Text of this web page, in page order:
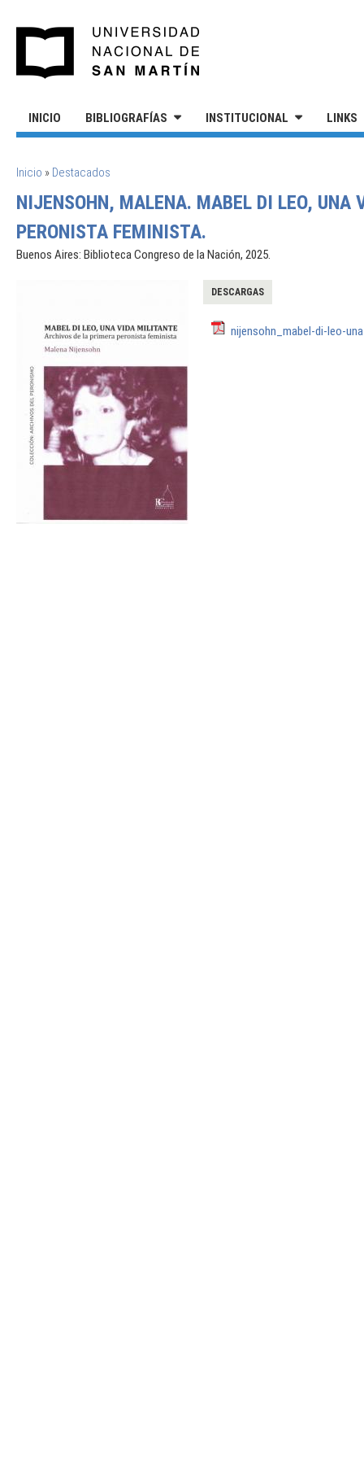
INICIO BIBLIOGRAFÍAS INSTITUCIONAL LINKS
SE ENCUENTRA USTED AQUÍ
Inicio » Destacados
NIJENSOHN, MALENA. MABEL DI LEO,
PERONISTA FEMINISTA.
Buenos Aires: Biblioteca Congreso de la Nación, 2025.
DESCARGAS
nijensohn_mabel-di-leo-